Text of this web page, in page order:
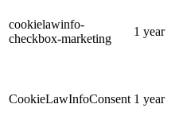
cookielawinfo-
checkbox-marketing
1 year
CookieLawInfoConsent 1 year